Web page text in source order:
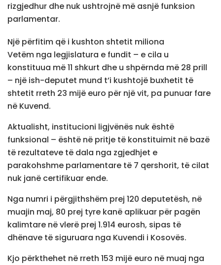
rizgjedhur dhe nuk ushtrojnë më asnjë funksion
parlamentar.
Një përfitim që i kushton shtetit miliona
Vetëm nga legjislatura e fundit – e cila u
konstituua më 11 shkurt dhe u shpërnda më 28 prill
– një ish-deputet mund t’i kushtojë buxhetit të
shtetit rreth 23 mijë euro për një vit, pa punuar fare
në Kuvend.
Aktualisht, institucioni ligjvënës nuk është
funksional – është në pritje të konstituimit në bazë
të rezultateve të dala nga zgjedhjet e
parakohshme parlamentare të 7 qershorit, të cilat
nuk janë certifikuar ende.
Nga numri i përgjithshëm prej 120 deputetësh, në
muajin maj, 80 prej tyre kanë aplikuar për pagën
kalimtare në vlerë prej 1.914 eurosh, sipas të
dhënave të siguruara nga Kuvendi i Kosovës.
Kjo përkthehet në rreth 153 mijë euro në muaj nga